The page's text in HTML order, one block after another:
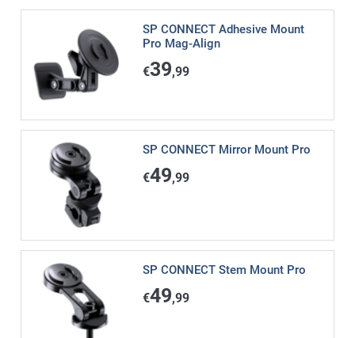
SP CONNECT Adhesive Mount
Pro Mag-Align
€39,99
SP CONNECT Mirror Mount Pro
€49,99
SP CONNECT Stem Mount Pro
€49,99